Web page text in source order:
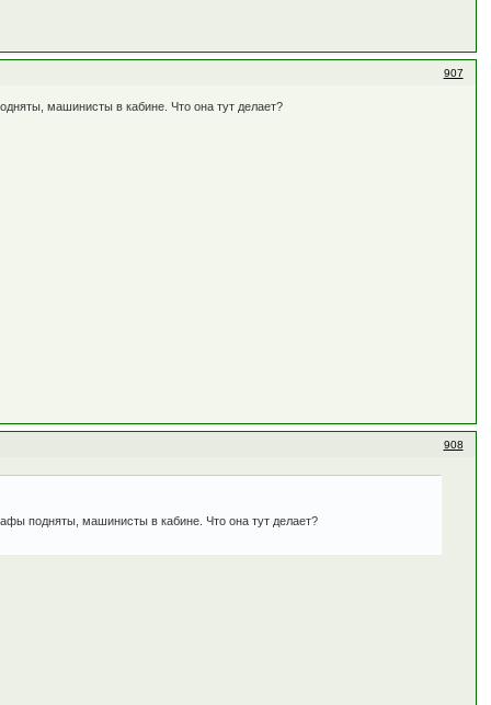
907
машинисты в кабине. Что она тут делает?
908
подняты, машинисты в кабине. Что она тут делает?